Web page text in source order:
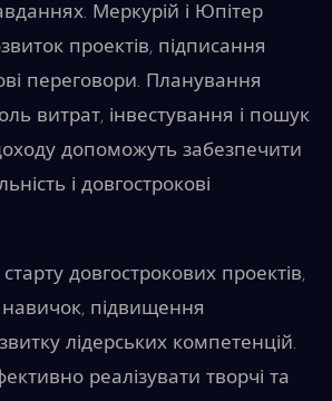
Меркурій і Юпітер
проектів, підписання
переговори. Планування
витрат, інвестування і пошук
допоможуть забезпечити
і довгострокові
довгострокових проектів,
підвищення
лідерських компетенцій.
реалізувати творчі та